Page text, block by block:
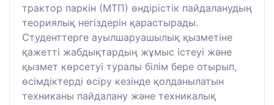
трактор паркін (МТП) өндірістік пайдаланудың
теориялық негіздерін қарастырады.
Студенттерге ауылшаруашылық қызметіне
қажетті жабдықтардың жұмыс істеуі және
қызмет көрсетуі туралы білім бере отырып,
өсімдіктерді өсіру кезінде қолданылатын
техниканы пайдалану және техникалық